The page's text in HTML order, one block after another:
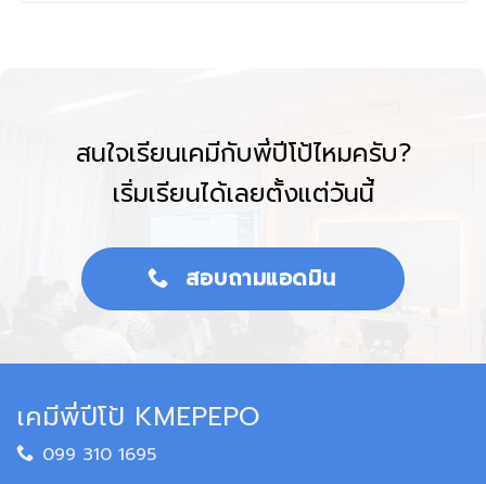
สนใจเรียนเคมีกับพี่ปีโป้ไหมครับ?
เริ่มเรียนได้เลยตั้งแต่วันนี้
สอบถามแอดมิน
เคมีพี่ปีโป้ KMEPEPO
099 310 1695